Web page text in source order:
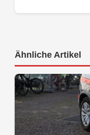
Ähnliche Artikel